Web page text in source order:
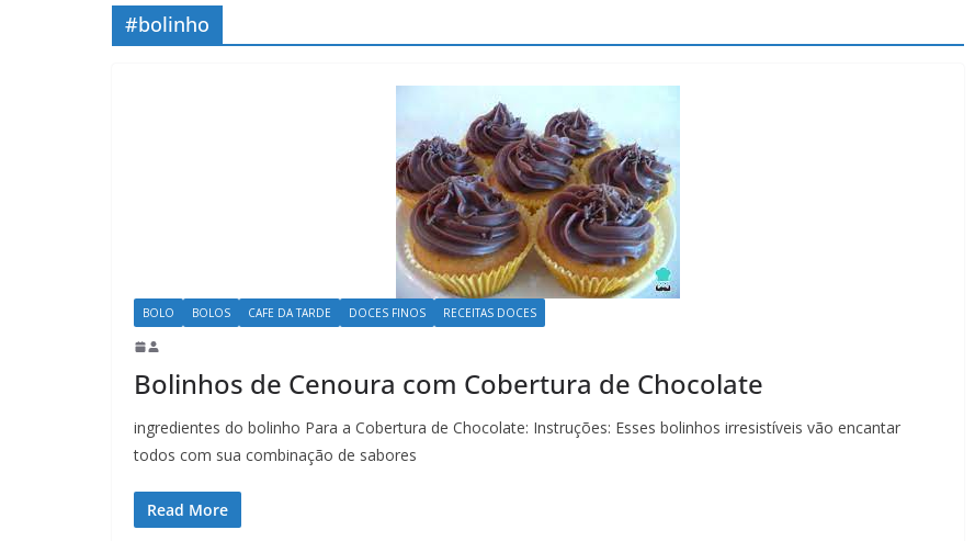
#bolinho
BOLO BOLOS CAFE DA TARDE DOCES FINOS RECEITAS DOCES
Bolinhos de Cenoura com Cobertura de Chocolate
ingredientes do bolinho Para a Cobertura de Chocolate: Instruções: Esses bolinhos irresistíveis vão encantar
todos com sua combinação de sabores
Read More